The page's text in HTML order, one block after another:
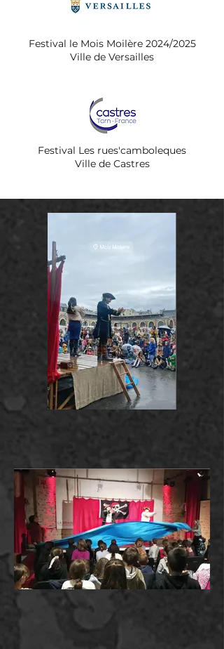
Festival le Mois Moilère 2024/2025
Ville de Versailles
Festival Les rues'camboleques
Ville de Castres